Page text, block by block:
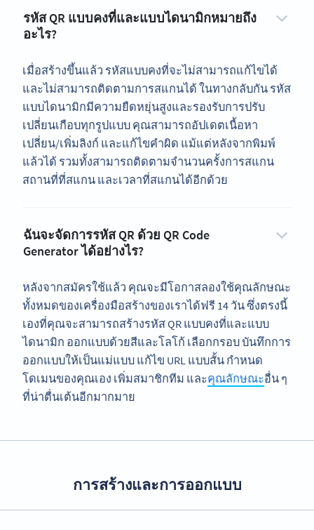
รหัส QR แบบคงที่และแบบไดนามิกหมายถึง
อะไร?
เมื่อสร้างขึ้นแล้ว รหัสแบบคงที่จะไม่สามารถแก้ไขได้
และไม่สามารถติดตามการสแกนได้ ในทางกลับกัน รหัส
แบบไดนามิกมีความยืดหยุ่นสูงและรองรับการปรับ
เปลี่ยนเกือบทุกรูปแบบ คุณสามารถอัปเดตเนื้อหา
เปลี่ยน/เพิ่มลิงก์ และแก้ไขคำผิด แม้แต่หลังจากพิมพ์
แล้วได้ รวมทั้งสามารถติดตามจำนวนครั้งการสแกน
สถานที่ที่สแกน และเวลาที่สแกนได้อีกด้วย
ฉันจะจัดการรหัส QR ด้วย QR Code
Generator ได้อย่างไร?
หลังจากสมัครใช้แล้ว คุณจะมีโอกาสลองใช้คุณลักษณะ
ทั้งหมดของเครื่องมือสร้างของเราได้ฟรี 14 วัน ซึ่งตรงนี้
เองที่คุณจะสามารถสร้างรหัส QR แบบคงที่และแบบ
ไดนามิก ออกแบบด้วยสีและโลโก้ เลือกกรอบ บันทึกการ
ออกแบบให้เป็นแม่แบบ แก้ไข URL แบบสั้น กำหนด
โดเมนของคุณเอง เพิ่มสมาชิกทีม และคุณลักษณะอื่น ๆ
ที่น่าตื่นเต้นอีกมากมาย
การสร้างและการออกแบบ